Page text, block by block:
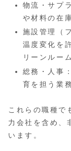
物流・サプ
や材料の在
施設管理（
温度変化を
リーンルー
総務・人事
育を担う業務
これらの職種で
力会社を含め、
います。